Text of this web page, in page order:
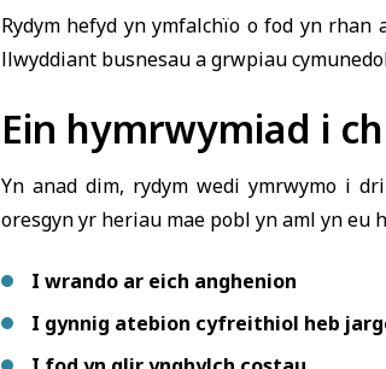
Rydym hefyd yn ymfalchïo o fod yn rhan
llwyddiant busnesau a grwpiau
Ein hymrwymiad i
Yn anad dim, rydym wedi ymrwymo i
oresgyn yr heriau mae pobl yn aml yn
I wrando ar eich anghenion
I gynnig atebion cyfreithiol heb